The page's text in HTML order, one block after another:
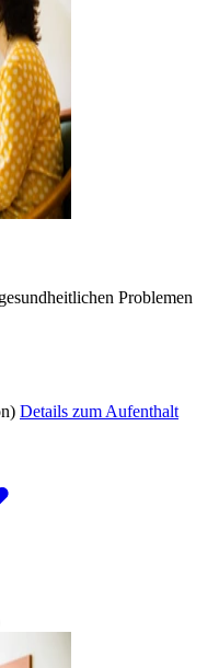
Problemen
Details zum Aufenthalt